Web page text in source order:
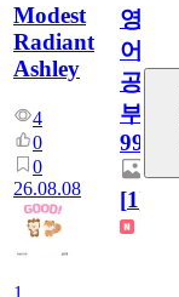
Modest
Radiant
Ashley
4
0
0
26.08.08
1
영
어
공
부
99
[1]